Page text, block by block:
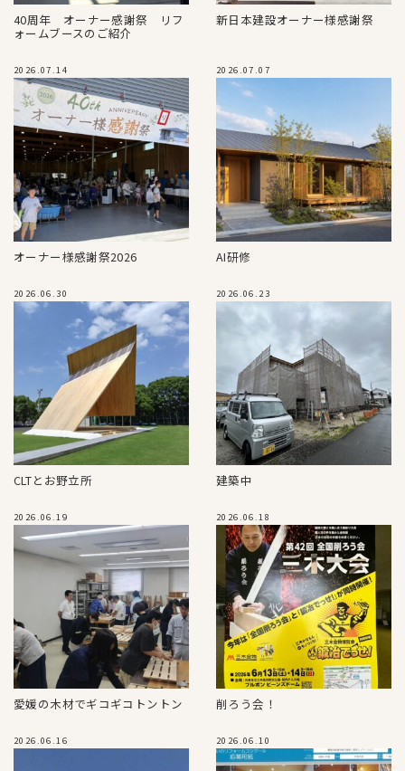
40周年 オーナー感謝祭 リフ
ォームブースのご紹介
新日本建設オーナー様感謝祭
2026.07.14
オーナー様感謝祭2026
2026.07.07
AI研修
2026.06.30
CLTとお野立所
2026.06.23
建築中
2026.06.19
愛媛の木材でギコギコトントン
2026.06.18
削ろう会！
2026.06.16 2026.06.10